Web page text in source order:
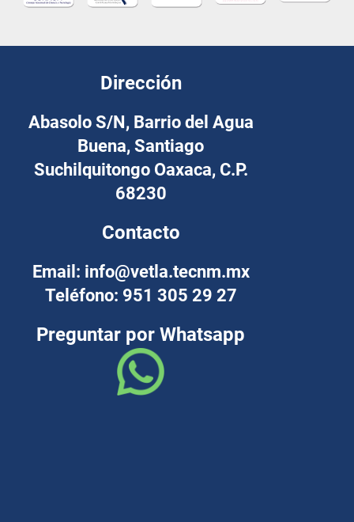
Dirección
Abasolo S/N, Barrio del Agua
Buena, Santiago
Suchilquitongo Oaxaca, C.P.
68230
Contacto
Email: info@vetla.tecnm.mx
Teléfono: 951 305 29 27
Preguntar por Whatsapp